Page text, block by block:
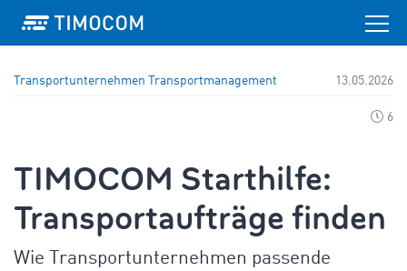
Transportunternehmen Transportmanagement 13.05.2026
6
TIMOCOM Starthilfe:
Transportaufträge finden
Wie Transportunternehmen passende